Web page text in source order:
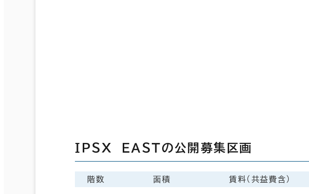
ＩＰＳＸ ＥＡＳＴの公開募集区画
階数 面積 賃料（共益費含）